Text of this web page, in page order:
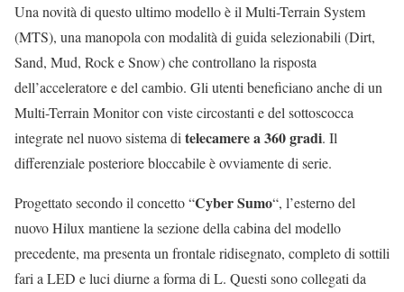
Una novità di questo ultimo modello è il Multi-Terrain System
(MTS), una manopola con modalità di guida selezionabili (Dirt,
Sand, Mud, Rock e Snow) che controllano la risposta
dell’acceleratore e del cambio. Gli utenti beneficiano anche di un
Multi-Terrain Monitor con viste circostanti e del sottoscocca
integrate nel nuovo sistema di telecamere a 360 gradi. Il
differenziale posteriore bloccabile è ovviamente di serie.
Progettato secondo il concetto “Cyber Sumo“, l’esterno del
nuovo Hilux mantiene la sezione della cabina del modello
precedente, ma presenta un frontale ridisegnato, completo di sottili
fari a LED e luci diurne a forma di L. Questi sono collegati da